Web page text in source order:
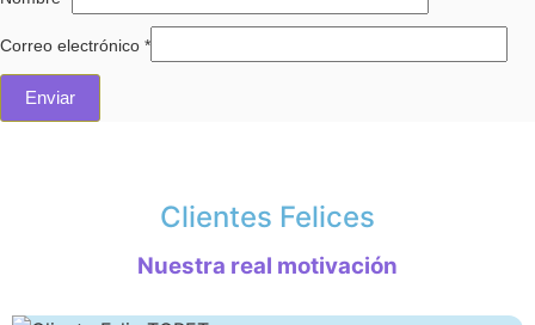
Correo electrónico *
Clientes Felices
Nuestra real motivación